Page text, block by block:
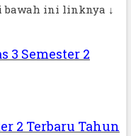
bawah ini linknya ↓
3 Semester 2
2 Terbaru Tahun